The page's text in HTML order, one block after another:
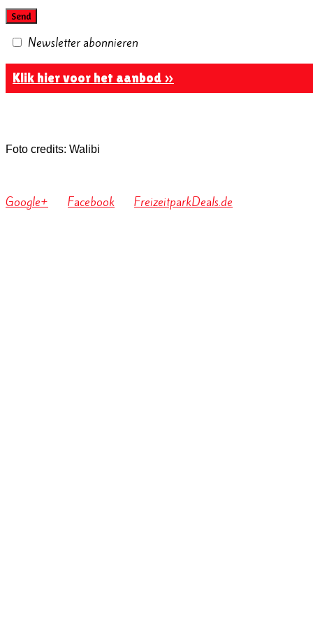
Newsletter abonnieren
Klik hier voor het aanbod »
Foto credits: Walibi
Google+ Facebook FreizeitparkDeals.de